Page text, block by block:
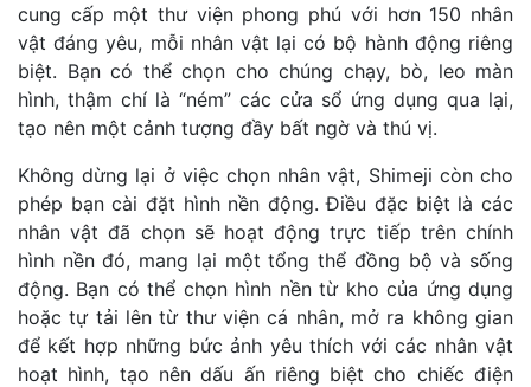
cung cấp một thư viện phong phú với hơn 150 nhân
vật đáng yêu, mỗi nhân vật lại có bộ hành động riêng
biệt. Bạn có thể chọn cho chúng chạy, bò, leo màn
hình, thậm chí là “ném” các cửa sổ ứng dụng qua lại,
tạo nên một cảnh tượng đầy bất ngờ và thú vị.
Không dừng lại ở việc chọn nhân vật, Shimeji còn cho
phép bạn cài đặt hình nền động. Điều đặc biệt là các
nhân vật đã chọn sẽ hoạt động trực tiếp trên chính
hình nền đó, mang lại một tổng thể đồng bộ và sống
động. Bạn có thể chọn hình nền từ kho của ứng dụng
hoặc tự tải lên từ thư viện cá nhân, mở ra không gian
để kết hợp những bức ảnh yêu thích với các nhân vật
hoạt hình, tạo nên dấu ấn riêng biệt cho chiếc điện